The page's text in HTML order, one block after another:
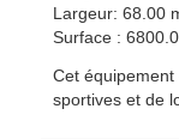
Largeur: 68.00
Surface :
Cet
sportives et de